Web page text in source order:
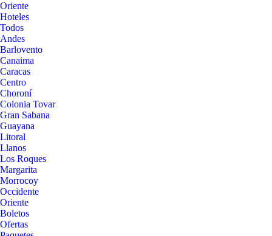
Oriente
Hoteles
Todos
Andes
Barlovento
Canaima
Caracas
Centro
Choroní
Colonia Tovar
Gran Sabana
Guayana
Litoral
Llanos
Los Roques
Margarita
Morrocoy
Occidente
Oriente
Boletos
Ofertas